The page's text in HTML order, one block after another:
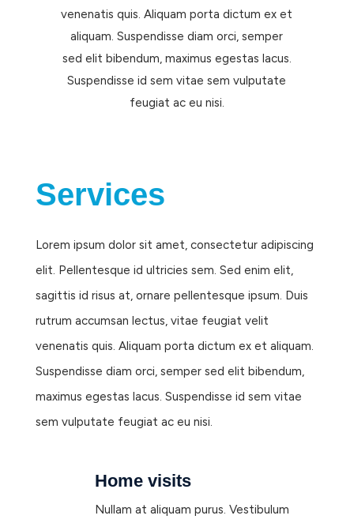
venenatis quis. Aliquam porta dictum ex et
aliquam. Suspendisse diam orci, semper
sed elit bibendum, maximus egestas lacus.
Suspendisse id sem vitae sem vulputate
feugiat ac eu nisi.
Services
Lorem ipsum dolor sit amet, consectetur adipiscing
elit. Pellentesque id ultricies sem. Sed enim elit,
sagittis id risus at, ornare pellentesque ipsum. Duis
rutrum accumsan lectus, vitae feugiat velit
venenatis quis. Aliquam porta dictum ex et aliquam.
Suspendisse diam orci, semper sed elit bibendum,
maximus egestas lacus. Suspendisse id sem vitae
sem vulputate feugiat ac eu nisi.
Home visits
Nullam at aliquam purus. Vestibulum